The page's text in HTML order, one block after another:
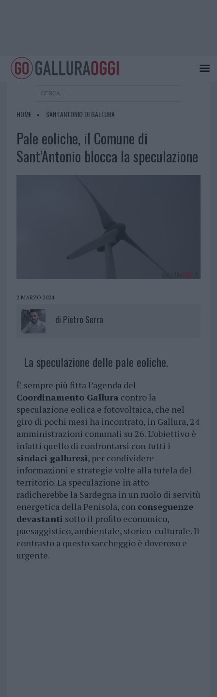
HOME SANT'ANTONIO DI GALLURA
Pale eoliche, il Comune di
Sant’Antonio blocca la speculazione
2 MARZO 2024
di Pietro Serra
La speculazione delle pale eoliche.
È sempre più fitta l’agenda del
Coordinamento Gallura contro la
speculazione eolica e fotovoltaica, che nel
giro di pochi mesi ha incontrato, in Gallura, 24
amministrazioni comunali su 26. L’obiettivo è
infatti quello di confrontarsi con tutti i
sindaci galluresi, per condividere
informazioni e strategie volte alla tutela del
territorio. La speculazione in atto
radicherebbe la Sardegna in un ruolo di servitù
energetica della Penisola, con conseguenze
devastanti sotto il profilo economico,
paesaggistico, ambientale, storico-culturale. Il
contrasto a questo saccheggio è doveroso e
urgente.